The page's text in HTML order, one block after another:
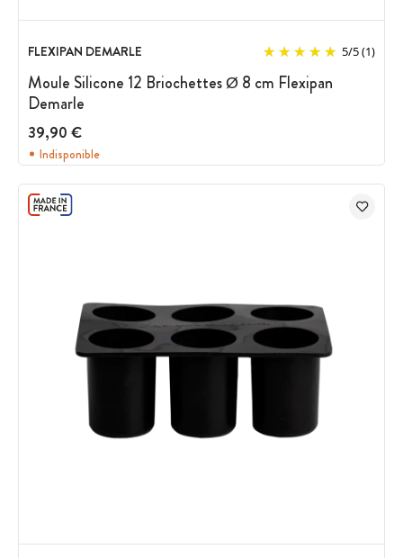
FLEXIPAN DEMARLE 5/5(1)
Moule Silicone 12 Briochettes Ø 8 cm Flexipan
Demarle
39,90 €
Indisponible